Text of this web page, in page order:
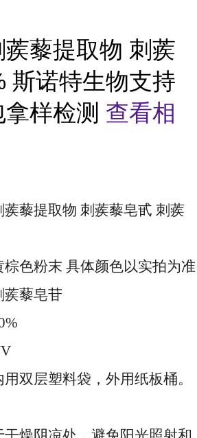
蒺藜提取物 刺蒺
斯诺特生物支持
样检测 查看相
蒺藜提取物 刺蒺藜皂甙 刺蒺
棕色粉末 具体颜色以实拍为准
蒺藜皂苷
用双层塑料袋，外用纸板桶。